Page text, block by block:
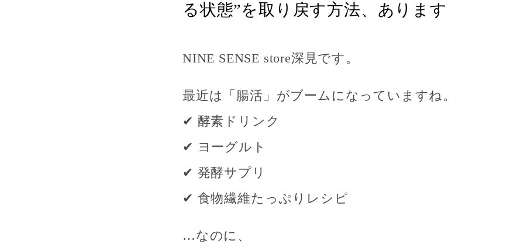
る状態”を取り戻す方法、あります
NINE SENSE store深見です。
最近は「腸活」がブームになっていますね。
✔ 酵素ドリンク
✔ ヨーグルト
✔ 発酵サプリ
✔ 食物繊維たっぷりレシピ
…なのに、